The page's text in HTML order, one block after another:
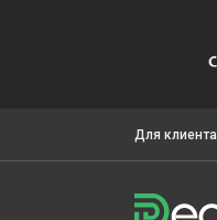
Для клиента